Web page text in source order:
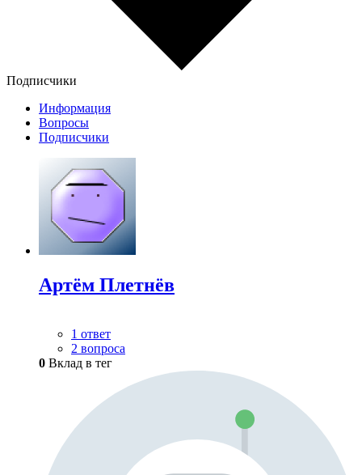
Подписчики
Информация
Вопросы
Подписчики
Артём Плетнёв
1 ответ
2 вопроса
0 Вклад в тег